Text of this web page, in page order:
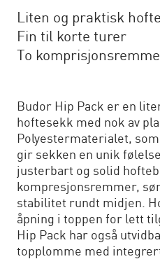
Liten og praktisk
Fin til korte turer
To
Budor Hip Pack er en
hoftesekk med nok av
Polyestermaterialet,
gir sekken en unik
justerbart og solid
kompresjonsremmer,
stabilitet rundt midjen.
åpning i toppen for lett
Hip Pack har også
topplomme med